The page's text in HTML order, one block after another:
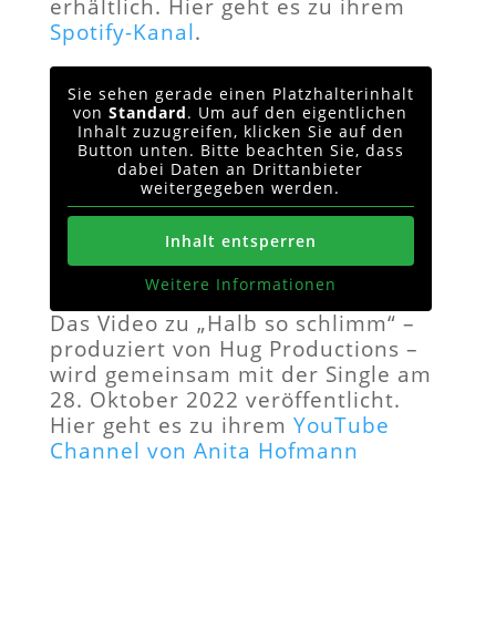
erhältlich. Hier geht es zu ihrem
Spotify-Kanal.
Sie sehen gerade einen Platzhalterinhalt
vonStandard. Um auf den eigentlichen
Inhalt zuzugreifen, klicken Sie auf den
Button unten. Bitte beachten Sie, dass
dabei Daten an Drittanbieter
weitergegeben werden.
Inhalt entsperren
Weitere Informationen
Das Video zu „Halb so schlimm“ –
produziert von Hug Productions –
wird gemeinsam mit der Single am
28. Oktober 2022 veröffentlicht.
Hier geht es zu ihrem YouTube
Channel von Anita Hofmann